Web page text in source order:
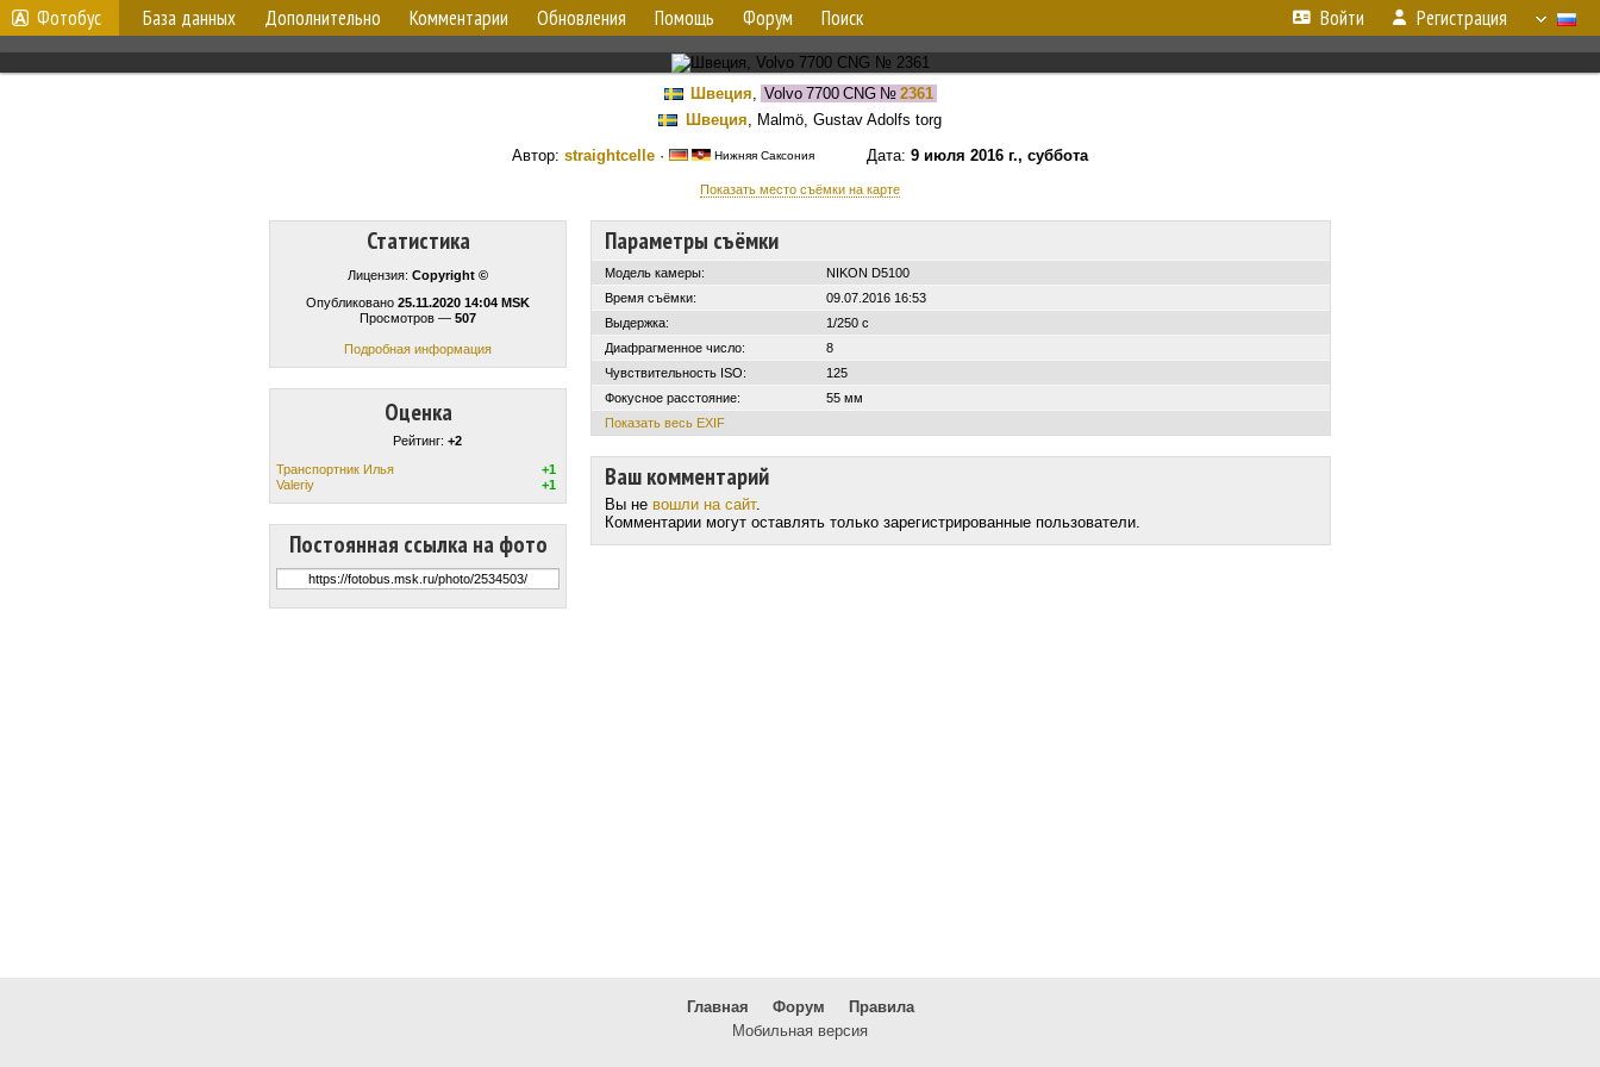
Фотобус База данных Дополнительно Комментарии Обновления Помощь Форум Поиск Войти Регистрация
Швеция, Volvo 7700 CNG№ 2361
Швеция, Malmö, Gustav Adolfs torg
Автор: straightcelle · Нижняя Саксония Дата: 9 июля 2016 г., суббота
Показать место съёмки на карте
Статистика
Лицензия: Copyright ©
Опубликовано 25.11.2020 14:04 MSK
Просмотров — 507
Подробная информация
Оценка
Рейтинг: +2
Транспортник Илья
+1
Valeriy
+1
Постоянная ссылка на фото
Параметры съёмки
Модель камеры:
NIKON D5100
Время съёмки:
09.07.2016 16:53
Выдержка:
1/250 с
Диафрагменное число:
8
Чувствительность ISO:
125
Фокусное расстояние:
55 мм
Показать весь EXIF
Ваш комментарий
Вы не вошли на сайт.
Комментарии могут оставлять только зарегистрированные пользователи.
Главная Форум
Правила
Мобильная версия